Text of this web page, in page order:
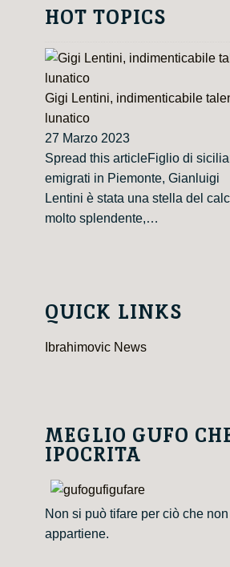
HOT TOPICS
Gigi Lentini, indimenticabile
lunatico
27 Marzo 2023
Spread this articleFiglio di
emigrati in Piemonte, Gianluigi
Lentini è stata una stella del
molto splendente,…
QUICK LINKS
Ibrahimovic News
MEGLIO GUFO
IPOCRITA
Non si può tifare per ciò che
appartiene.